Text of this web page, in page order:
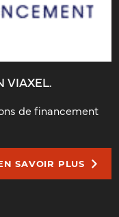
VIAXEL.
de financement
SAVOIR PLUS